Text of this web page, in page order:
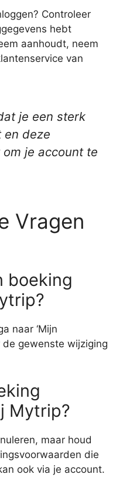
Controleer
hebt
aanhoudt, neem
van
je een sterk
en deze
je account te
Vragen
boeking
naar ‘Mijn
de gewenste wijziging
Mytrip?
maar houd
die
ook via je account.